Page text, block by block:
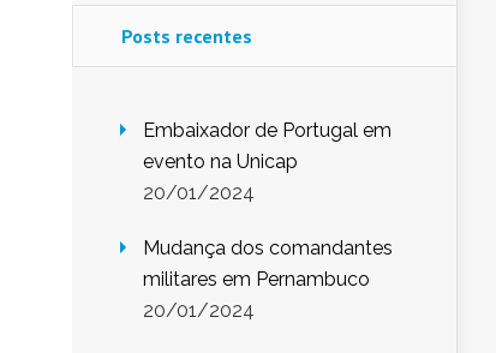
Posts recentes
Embaixador de Portugal em
evento na Unicap
20/01/2024
Mudança dos comandantes
militares em Pernambuco
20/01/2024